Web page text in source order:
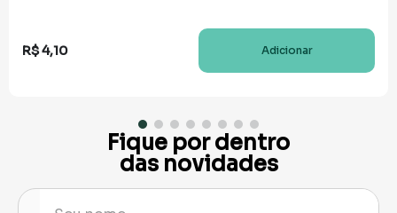
R$4,10 Adicionar
Fique por dentro
das novidades